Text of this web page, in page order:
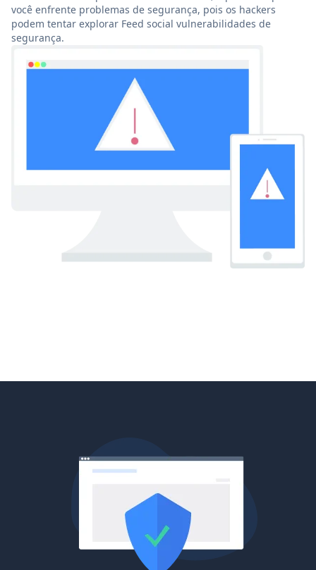
você enfrente problemas de segurança, pois os hackers
podem tentar explorar Feed social vulnerabilidades de
segurança.